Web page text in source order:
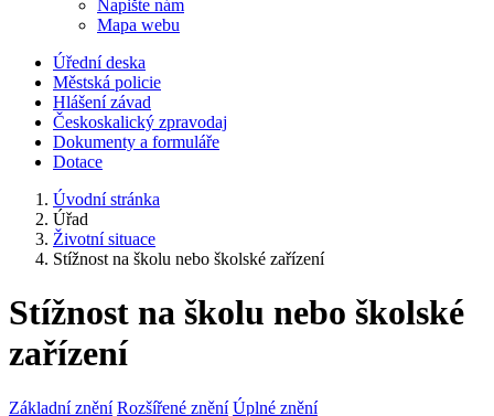
Napište nám
Mapa webu
Úřední deska
Městská policie
Hlášení závad
Českoskalický zpravodaj
Dokumenty a formuláře
Dotace
Úvodní stránka
Úřad
Životní situace
Stížnost na školu nebo školské zařízení
Stížnost na školu nebo školské
zařízení
Základní znění Rozšířené znění Úplné znění